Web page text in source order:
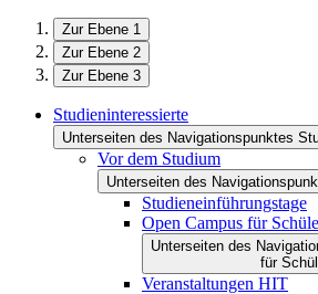
Zur Ebene 1
Zur Ebene 2
Zur Ebene 3
Studieninteressierte
Unterseiten des Navigationspunktes
Vor dem Studium
Unterseiten des
Studieneinführungstage
Open Campus für
Unterseiten des
für
Veranstaltungen HIT